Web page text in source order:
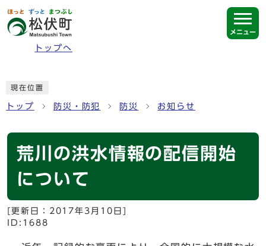
ページの先頭です
トップへ
メニュー
現在位置
トップ 防災・防犯 防災 お知らせ
荒川の洪水情報の配信開始
について
[更新日： 2017年3月10日
ID:1688